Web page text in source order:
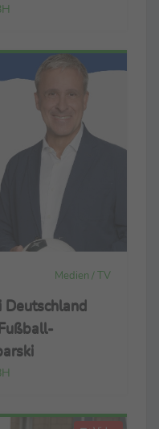
Medien / TV
Deutschland